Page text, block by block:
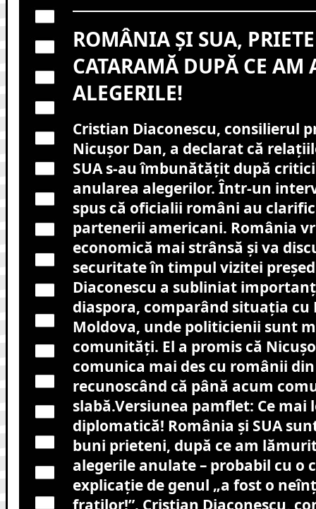
ROMÂNIA ȘI SUA,
CATARAMĂ DUPĂ CE AM
ALEGERILE!
Cristian Diaconescu, consilierul
Nicușor Dan, a declarat că
SUA s-au îmbunătățit după
anularea alegerilor. Într-un
spus că oficialii români au
partenerii americani. România
economică mai strânsă și va
securitate în timpul vizitei
Diaconescu a subliniat
diaspora, comparând situația cu
Moldova, unde politicienii sunt
comunități. El a promis că
comunica mai des cu românii
recunoscând că până acum
slabă.Versiunea pamflet: Ce mai
diplomatică! România și SUA
buni prieteni, după ce am
alegerile anulate – probabil cu o
explicație de genul „a fost o
fraților!”. Cristian Diaconescu,